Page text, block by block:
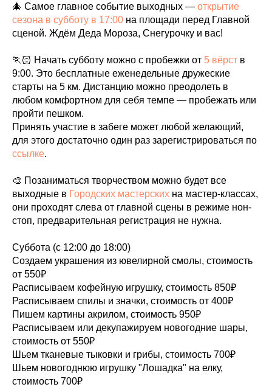
🎄 Самое главное событие выходных — открытие
сезона в субботу в 17:00 на площади перед Главной
сценой. Ждём Деда Мороза, Снегурочку и вас!
🏃🏻 Начать субботу можно с пробежки от 5 вёрст в
9:00. Это бесплатные еженедельные дружеские
старты на 5 км. Дистанцию можно преодолеть в
любом комфортном для себя темпе — пробежать или
пройти пешком.
Принять участие в забеге может любой желающий,
для этого достаточно один раз зарегистрироваться по
ссылке.
🎨 Позаниматься творчеством можно будет все
выходные в Городских мастерских на мастер-классах,
они проходят слева от главной сцены в режиме нон-
стоп, предварительная регистрация не нужна.
Суббота (с 12:00 до 18:00)
Создаем украшения из ювелирной смолы, стоимость
от 550₽
Расписываем кофейную игрушку, стоимость 850₽
Расписываем спилы и значки, стоимость от 400₽
Пишем картины акрилом, стоимость 950₽
Расписываем или декупажируем новогодние шары,
стоимость от 550₽
Шьем тканевые тыковки и грибы, стоимость 700₽
Шьем новогоднюю игрушку "Лошадка" на елку,
стоимость 700₽